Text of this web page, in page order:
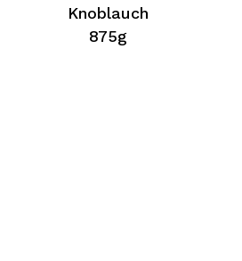
Knoblauch
875g